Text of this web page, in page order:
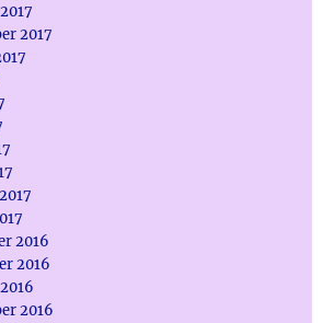
2017
2016
2016
2016